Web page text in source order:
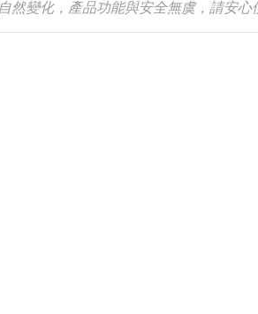
然變化，產品功能與安全無虞，請安心